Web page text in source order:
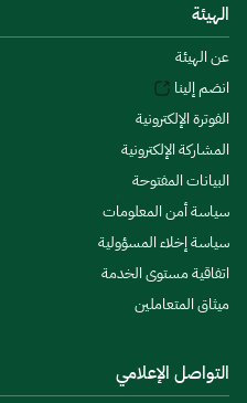
الهيئة
عن الهيئة
انضم إلينا
الفوترة الإلكترونية
المشاركة الإلكترونية
البيانات المفتوحة
سياسة أمن المعلومات
سياسة إخلاء المسؤولية
اتفاقية مستوى الخدمة
ميثاق المتعاملين
التواصل الإعلامي